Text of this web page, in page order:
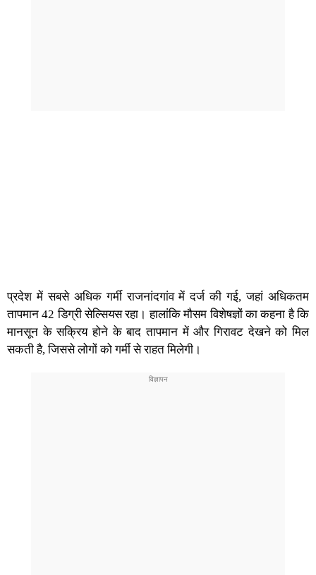
प्रदेश में सबसे अधिक गर्मी राजनांदगांव में दर्ज की गई, जहां अधिकतम
तापमान 42 डिग्री सेल्सियस रहा। हालांकि मौसम विशेषज्ञों का कहना है कि
मानसून के सक्रिय होने के बाद तापमान में और गिरावट देखने को मिल
सकती है, जिससे लोगों को गर्मी से राहत मिलेगी।